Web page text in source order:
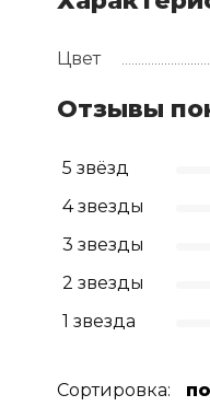
Цвет
Отзывы
5 звёзд
4 звезды
3 звезды
2 звезды
1 звезда
Сортировка: